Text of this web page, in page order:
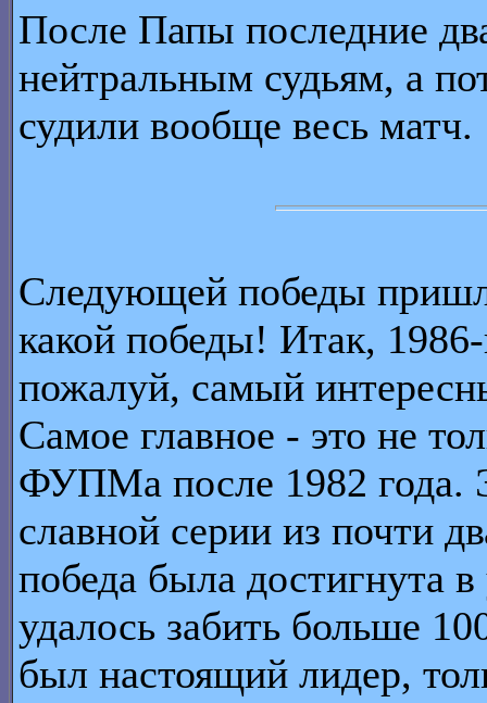
После Папы последние
нейтральным судьям, а
судили вообще весь матч.
Следующей победы
какой победы! Итак,
пожалуй, самый
Самое главное - это не
ФУПМа после 1982 года.
славной серии из почти
победа была достигнута
удалось забить больше
был настоящий лидер,